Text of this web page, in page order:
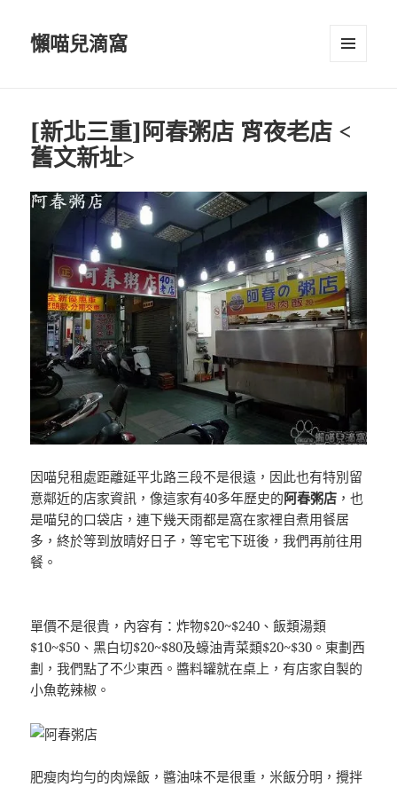
懶喵兒滴窩
[新北三重]阿春粥店 宵夜老店 <
舊文新址>
因喵兒租處距離延平北路三段不是很遠，因此也有特別留
意鄰近的店家資訊，像這家有40多年歷史的阿春粥店 ，也
是喵兒的口袋店，連下幾天雨都是窩在家裡自煮用餐居
多，終於等到放晴好日子，等宅宅下班後，我們再前往用
餐。
單價不是很貴，內容有：炸物$20~$240、飯類湯類
$10~$50、黑白切$20~$80及蠔油青菜類$20~$30。東劃西
劃，我們點了不少東西。醬料罐就在桌上，有店家自製的
小魚乾辣椒。
肥瘦肉均勻的肉燥飯，醬油味不是很重，米飯分明，攪拌